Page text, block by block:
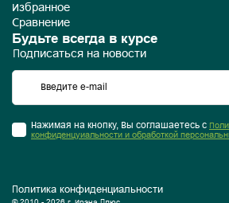
Избранное
Сравнение
Будьте всегда в курсе
Подписаться на новости
Нажимая на кнопку, Вы соглашаетесь с
конфиденцуиальности и обработкой
Политика конфиденциальности